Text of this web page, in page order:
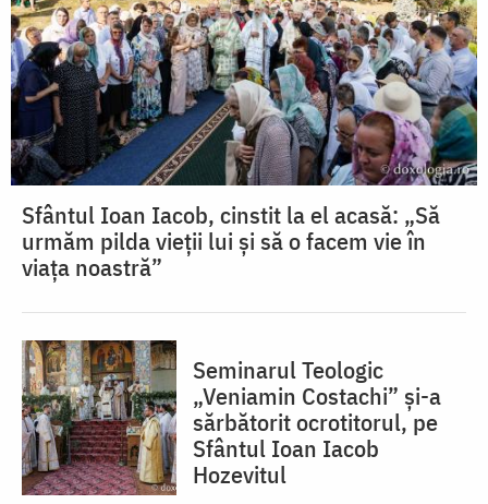
Sfântul Ioan Iacob, cinstit la el acasă: „Să
urmăm pilda vieții lui și să o facem vie în
viața noastră”
Seminarul Teologic
„Veniamin Costachi” și-a
sărbătorit ocrotitorul, pe
Sfântul Ioan Iacob
Hozevitul